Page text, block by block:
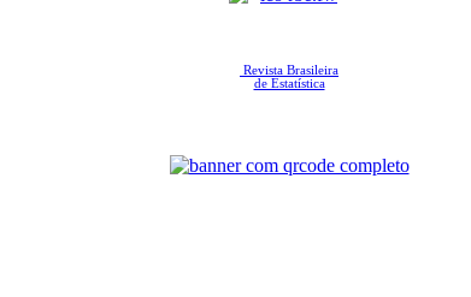
Revista Brasileira
de Estatística